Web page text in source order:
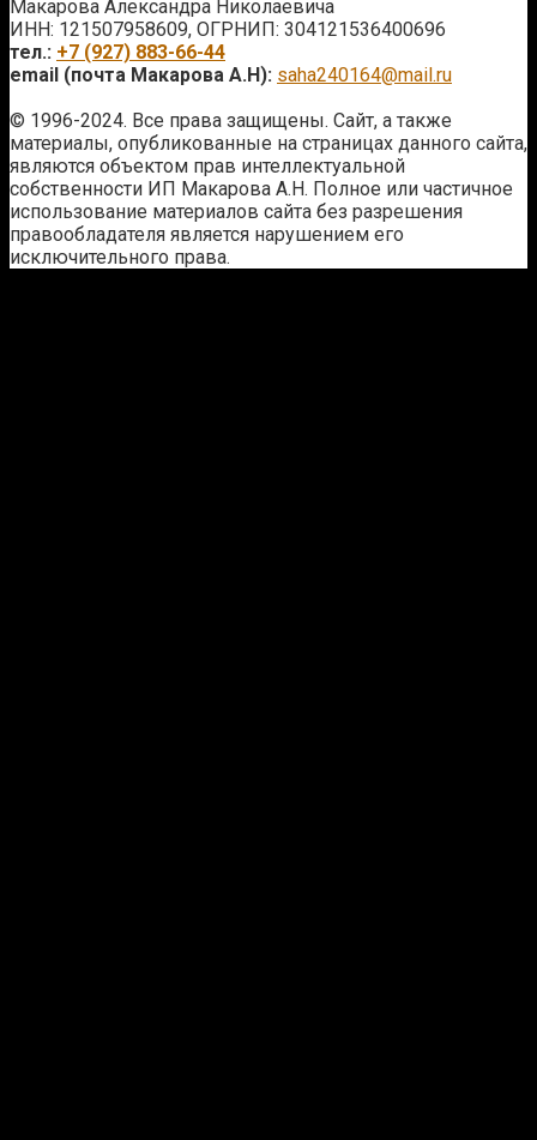
Макарова Александра Николаевича
ИНН: 121507958609, ОГРНИП: 304121536400696
тел.: +7 (927) 883-66-44
email (почта Макарова А.Н): saha240164@mail.ru
© 1996-2024. Все права защищены. Сайт, а также
материалы, опубликованные на страницах данного сайта,
являются объектом прав интеллектуальной
собственности ИП Макарова А.Н. Полное или частичное
использование материалов сайта без разрешения
правообладателя является нарушением его
исключительного права.